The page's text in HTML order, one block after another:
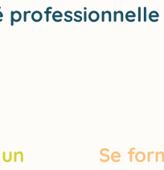
Se